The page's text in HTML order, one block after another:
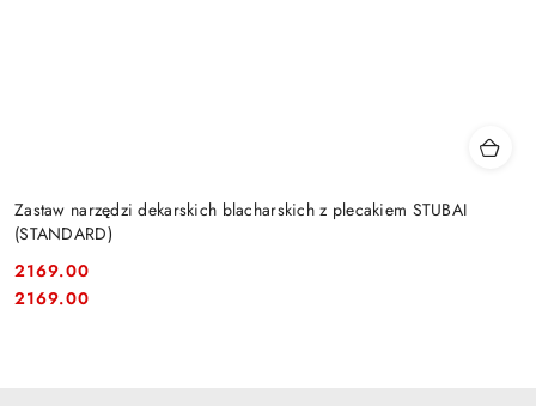
Zastaw narzędzi dekarskich blacharskich z plecakiem STUBAI
(STANDARD)
Cena:
2169.00
Cena:
2169.00